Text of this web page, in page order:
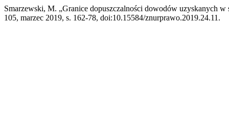
Smarzewski, M. „Granice dopuszczalności dowodów uzyskanych
105, marzec 2019, s. 162-78, doi:10.15584/znurprawo.2019.24.11.